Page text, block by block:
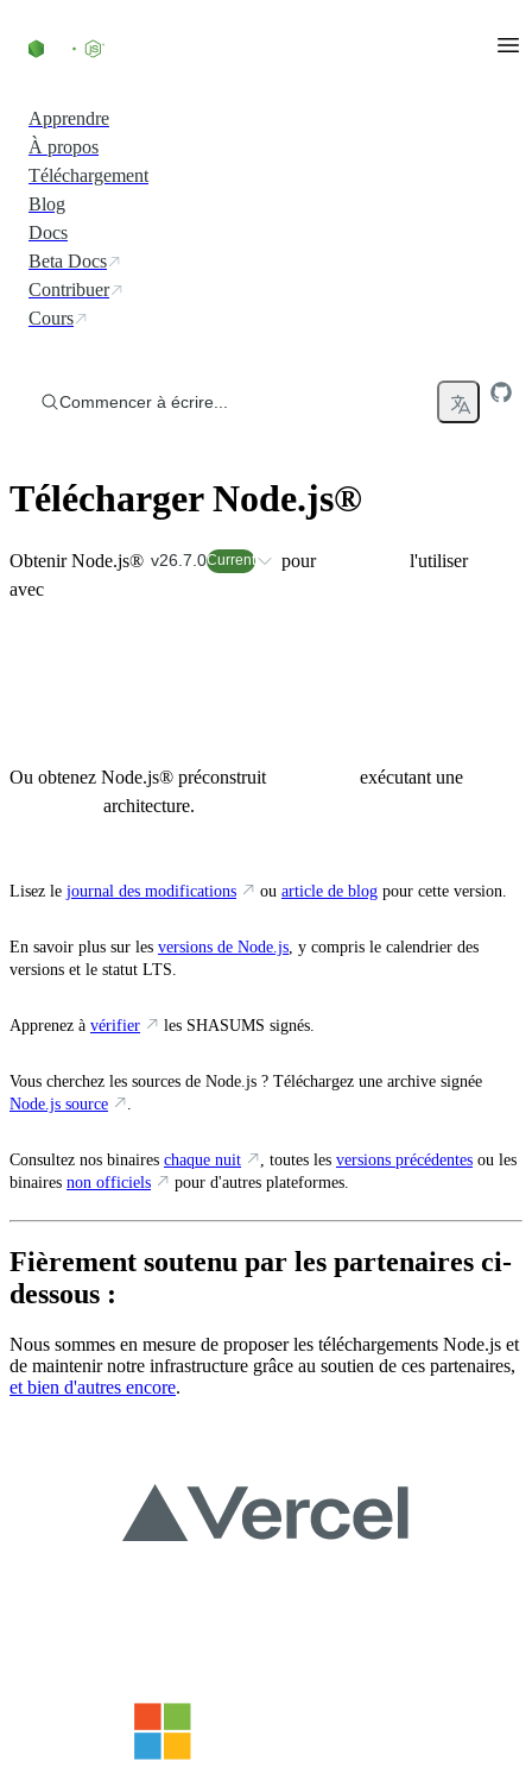
Apprendre
À propos
Téléchargement
Blog
Docs
Beta Docs
Contribuer
Cours
Commencer à écrire...
Télécharger Node.js®
Obtenir Node.js® v26.7.0Current pour
l'utiliser
avec
Ou obtenez Node.js® préconstruit
exécutant une
architecture.
Lisez le journal des modifications ou article de blog pour cette version.
En savoir plus sur les versions de Node.js, y compris le calendrier des
versions et le statut LTS.
Apprenez à vérifier les SHASUMS signés.
Vous cherchez les sources de Node.js ? Téléchargez une archive signée
Node.js source
.
Consultez nos binaires chaque nuit , toutes les versions précédentes ou les
binaires non officiels pour d'autres plateformes.
Fièrement soutenu par les partenaires ci-
dessous :
Nous sommes en mesure de proposer les téléchargements Node.js et
de maintenir notre infrastructure grâce au soutien de ces partenaires,
et bien d'autres encore.